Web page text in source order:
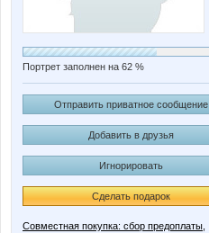
Портрет заполнен на 62 %
Отправить приватное сообщение
Добавить в друзья
Игнорировать
Сделать подарок
Совместная покупка: сбор предоплаты,